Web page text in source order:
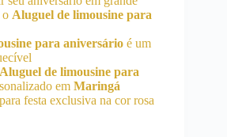
o Aluguel de limousine para
para aniversário é um
Aluguel de limousine para
em Maringá
festa exclusiva na cor rosa